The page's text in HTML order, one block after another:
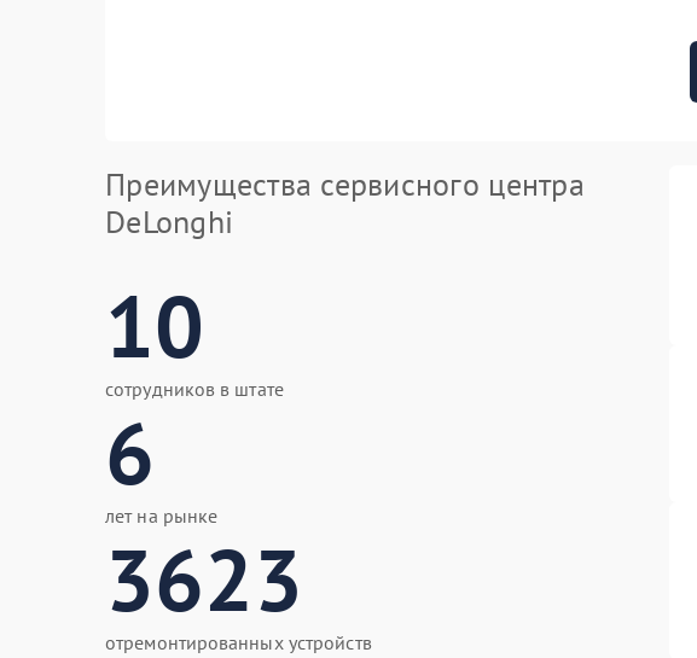
Преимущества сервисного центра
DeLonghi
10
сотрудников в штате
6
лет на рынке
3623
отремонтированных устройств